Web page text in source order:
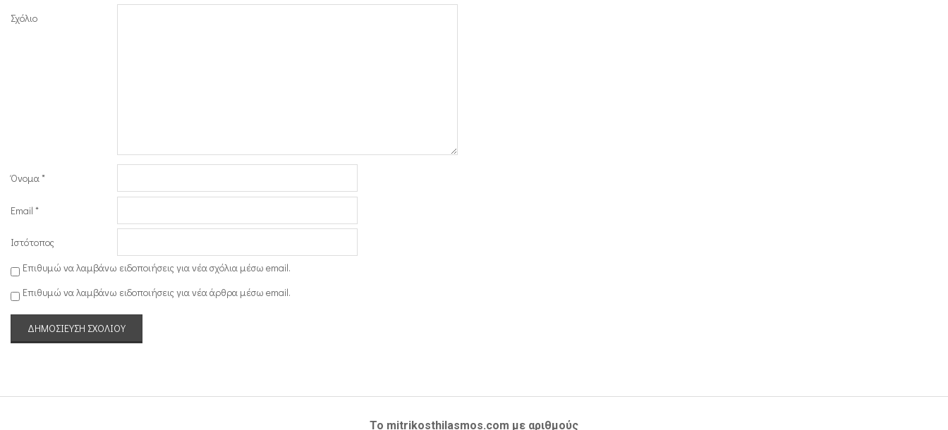
Σχόλιο
Όνομα*
Email *
Ιστότοπος
Επιθυμώ να λαμβάνω ειδοποιήσεις για νέα σχόλια μέσω email.
Επιθυμώ να λαμβάνω ειδοποιήσεις για νέα άρθρα μέσω email.
Το mitrikosthilasmos.com με αριθμούς